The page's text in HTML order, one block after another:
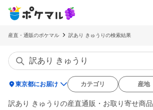
産直・通販のポケマル 訳あり きゅうりの検索結果
location_on東京都にお届け カテゴリ 産地
訳あり きゅうりの産直通販・お取り寄せ商品